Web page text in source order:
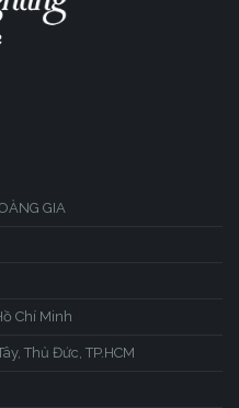
GIA
Chí Minh
Thủ Đức, TP.HCM